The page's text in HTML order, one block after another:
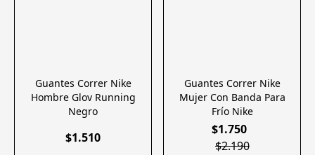
Guantes Correr Nike
Hombre Glov Running
Negro
$1.510
Guantes Correr Nike
Mujer Con Banda Para
Frío Nike
$1.750
$2.190